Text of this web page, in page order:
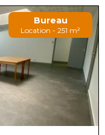
Bureau
Location - 251 m²